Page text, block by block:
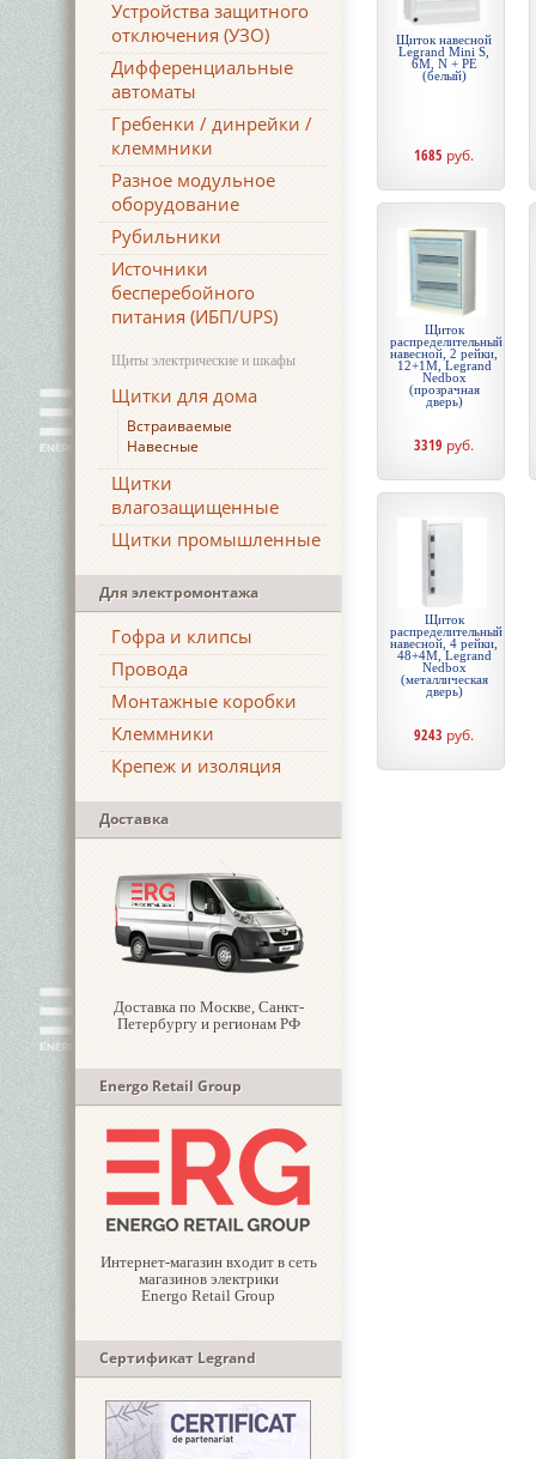
Устройства защитного
отключения (УЗО)
Дифференциальные
автоматы
Гребенки / динрейки /
клеммники
Разное модульное
оборудование
Рубильники
Источники
бесперебойного
питания (ИБП/UPS)
Щиты электрические и шкафы
Щитки для дома
Встраиваемые
Навесные
Щитки
влагозащищенные
Щитки промышленные
Для электромонтажа
Гофра и клипсы
Провода
Монтажные коробки
Клеммники
Крепеж и изоляция
Доставка
Доставка по Москве, Санкт-
Петербургу и регионам РФ
Energo Retail Group
Интернет-магазин входит в сеть
магазинов электрики
Energo Retail Group
Сертификат Legrand
Щиток навесной
Legrand Mini S,
6М, N + PE
(белый)
1685 руб.
Щиток
распределительный
навесной, 2 рейки,
12+1М, Legrand
Nedbox
(прозрачная
дверь)
3319 руб.
Щиток
распределительный
навесной, 4 рейки,
48+4М, Legrand
Nedbox
(металлическая
дверь)
9243 руб.